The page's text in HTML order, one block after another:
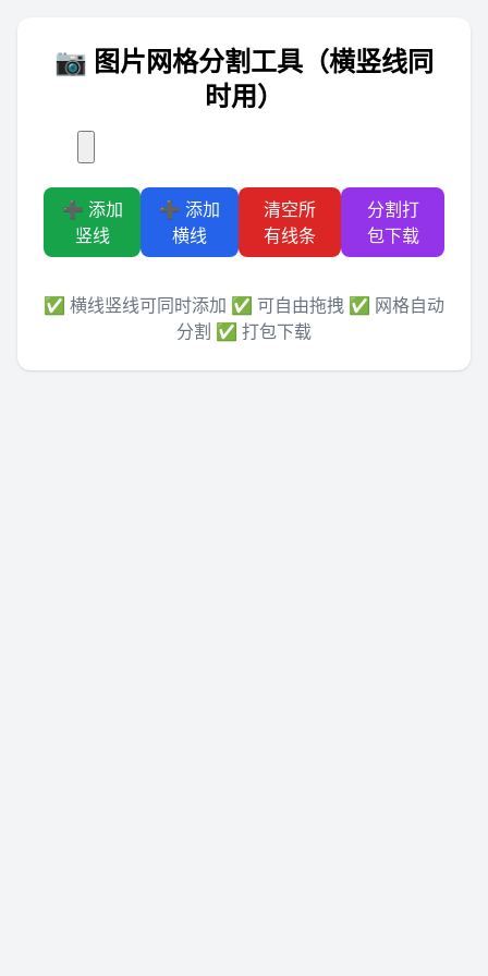
📷 图片网格分割工具（横竖线同
时用）
➕ 添加
竖线
➕ 添加
横线
清空所
有线条
分割打
包下载
✅ 横线竖线可同时添加 ✅ 可自由拖拽 ✅ 网格自动
分割 ✅ 打包下载